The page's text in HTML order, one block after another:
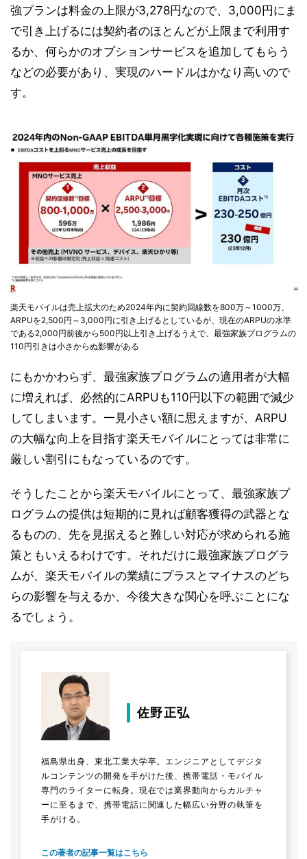
強プランは料金の上限が3,278円なので、3,000円にま
で引き上げるには契約者のほとんどが上限まで利用す
るか、何らかのオプションサービスを追加してもらう
などの必要があり、実現のハードルはかなり高いので
す。
楽天モバイルは売上拡大のため2024年内に契約回線数を800万～1000万、
ARPUを2,500円～3,000円に引き上げるとしているが、現在のARPUの水準
である2,000円前後から500円以上引き上げるうえで、最強家族プログラムの
110円引きは小さからぬ影響がある
にもかかわらず、最強家族プログラムの適用者が大幅
に増えれば、必然的にARPUも110円以下の範囲で減少
してしまいます。一見小さい額に思えますが、ARPU
の大幅な向上を目指す楽天モバイルにとっては非常に
厳しい割引にもなっているのです。
そうしたことから楽天モバイルにとって、最強家族プ
ログラムの提供は短期的に見れば顧客獲得の武器とな
るものの、先を見据えると難しい対応が求められる施
策ともいえるわけです。それだけに最強家族プログラ
ムが、楽天モバイルの業績にプラスとマイナスのどち
らの影響を与えるか、今後大きな関心を呼ぶことにな
るでしょう。
佐野正弘
福島県出身、東北工業大学卒。エンジニアとしてデジタ
ルコンテンツの開発を手がけた後、携帯電話・モバイル
専門のライターに転身。現在では業界動向からカルチャ
ーに至るまで、携帯電話に関連した幅広い分野の執筆を
手がける。
この著者の記事一覧はこちら